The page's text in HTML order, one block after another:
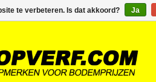
€0,00
te verbeteren. Is dat akkoord? Ja